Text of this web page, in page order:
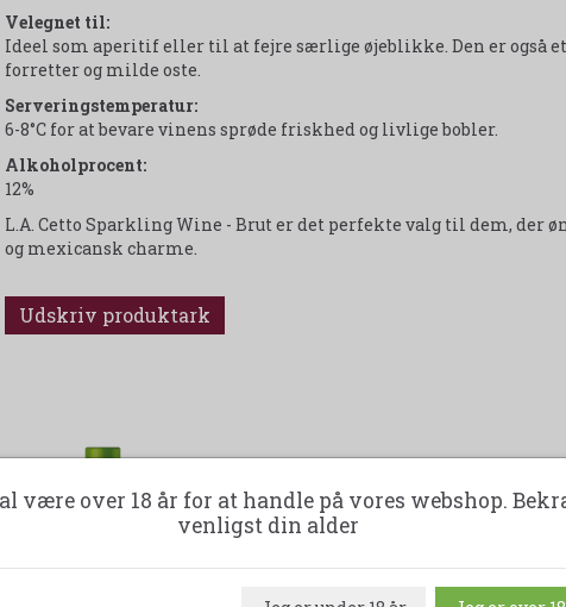
Velegnet til:
Ideel som aperitif eller til at fejre særlige øjeblikke. Den er også
forretter og milde oste.
Serveringstemperatur:
6-8°C for at bevare vinens sprøde friskhed og livlige bobler.
Alkoholprocent:
12%
L.A. Cetto Sparkling Wine - Brut er det perfekte valg til dem, der
og mexicansk charme.
Udskriv produktark
-6%
være over 18 år for at handle på vores webshop.
venligst din alder